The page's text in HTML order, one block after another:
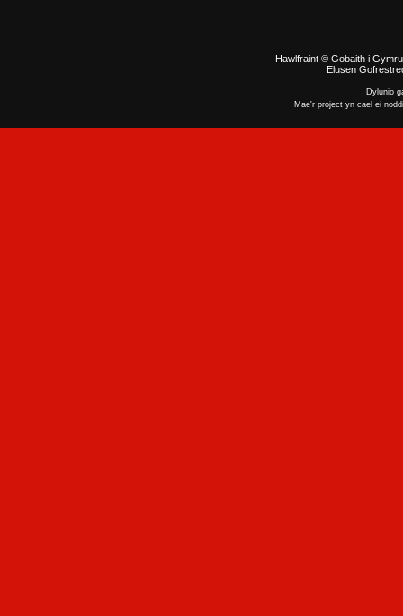
Hawlfraint © Gobaith i
Elusen
Dylunio
Mae'r project yn cael ei